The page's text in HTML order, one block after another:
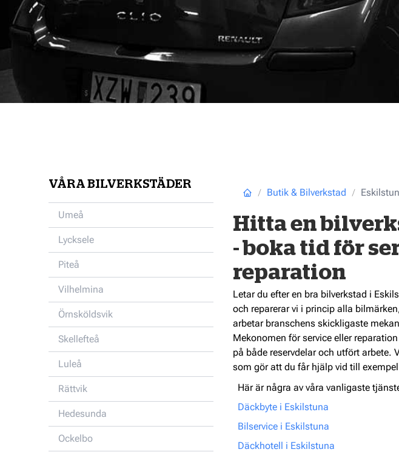
VÅRA BILVERKSTÄDER
Umeå
Lycksele
Piteå
Vilhelmina
Örnsköldsvik
Skellefteå
Luleå
Rättvik
Hedesunda
Ockelbo
Butik & Bilverkstad
Hitta en
- boka tid för
reparation
Letar du efter en bra bilverkstad i
och reparerar vi i princip alla
arbetar branschens skickligaste
Mekonomen för service eller
på både reservdelar och utfört arbete.
som gör att du får hjälp vid till
Här är några av våra vanligaste
Däckbyte i Eskilstuna
Bilservice i Eskilstuna
Däckhotell i Eskilstuna